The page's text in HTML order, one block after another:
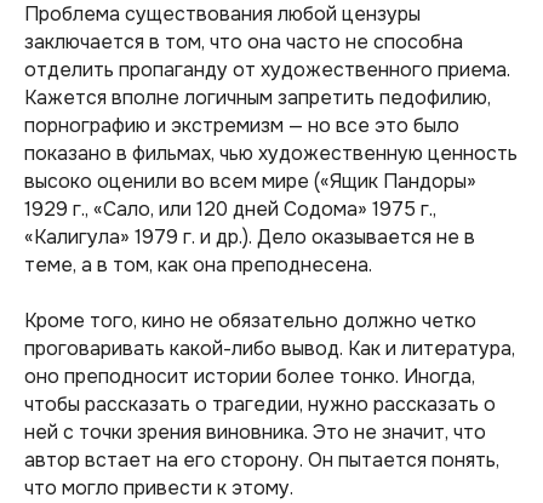
Проблема существования любой цензуры
заключается в том, что она часто не способна
отделить пропаганду от художественного приема.
Кажется вполне логичным запретить педофилию,
порнографию и экстремизм — но все это было
показано в фильмах, чью художественную ценность
высоко оценили во всем мире («Ящик Пандоры»
1929 г., «Сало, или 120 дней Содома» 1975 г.,
«Калигула» 1979 г. и др.). Дело оказывается не в
теме, а в том, как она преподнесена.
Кроме того, кино не обязательно должно четко
проговаривать какой-либо вывод. Как и литература,
оно преподносит истории более тонко. Иногда,
чтобы рассказать о трагедии, нужно рассказать о
ней с точки зрения виновника. Это не значит, что
автор встает на его сторону. Он пытается понять,
что могло привести к этому.